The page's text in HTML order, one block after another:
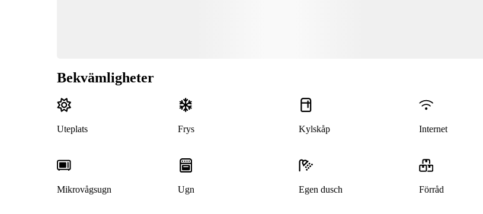
Bekvämligheter
Uteplats Frys Kylskåp Internet
Mikrovågsugn Ugn Egen dusch Förråd